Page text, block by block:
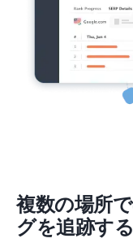
複数の場所
グを追跡する